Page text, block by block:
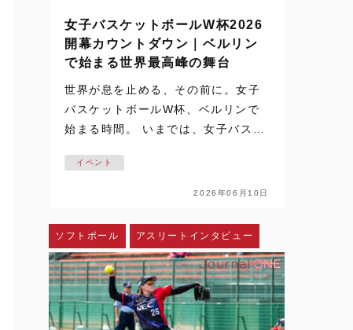
女子バスケットボールW杯2026
開幕カウントダウン｜ベルリン
で始まる世界最高峰の舞台
世界が息を止める、その前に。女子
バスケットボールW杯、ベルリンで
始まる時間。 いまでは、女子バスケ
配信、SNSを通じて日常の風景にな
った。ハイライトや切り取られた一
る。さらに、時差のある国か…
イベント
2026年06月10日
ソフトボール アスリートインタビュー